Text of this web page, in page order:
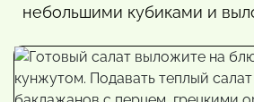
небольшими кубиками и